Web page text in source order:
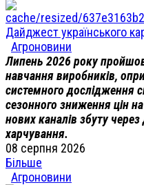
Дайджест українського
Агроновини
Липень 2026 року
навчання виробників,
системного дослідження
сезонного зниження цін
нових каналів збуту
харчування.
08 серпня 2026
Більше
Агроновини